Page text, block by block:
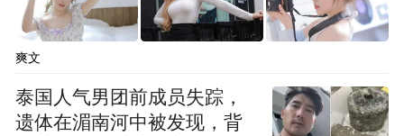
爽文
泰国人气男团前成员失踪，
遗体在湄南河中被发现，背